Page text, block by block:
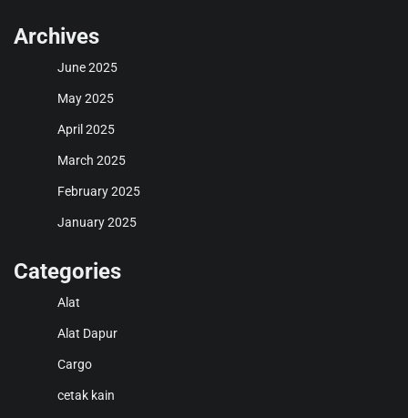
Archives
June 2025
May 2025
April 2025
March 2025
February 2025
January 2025
Categories
Alat
Alat Dapur
Cargo
cetak kain